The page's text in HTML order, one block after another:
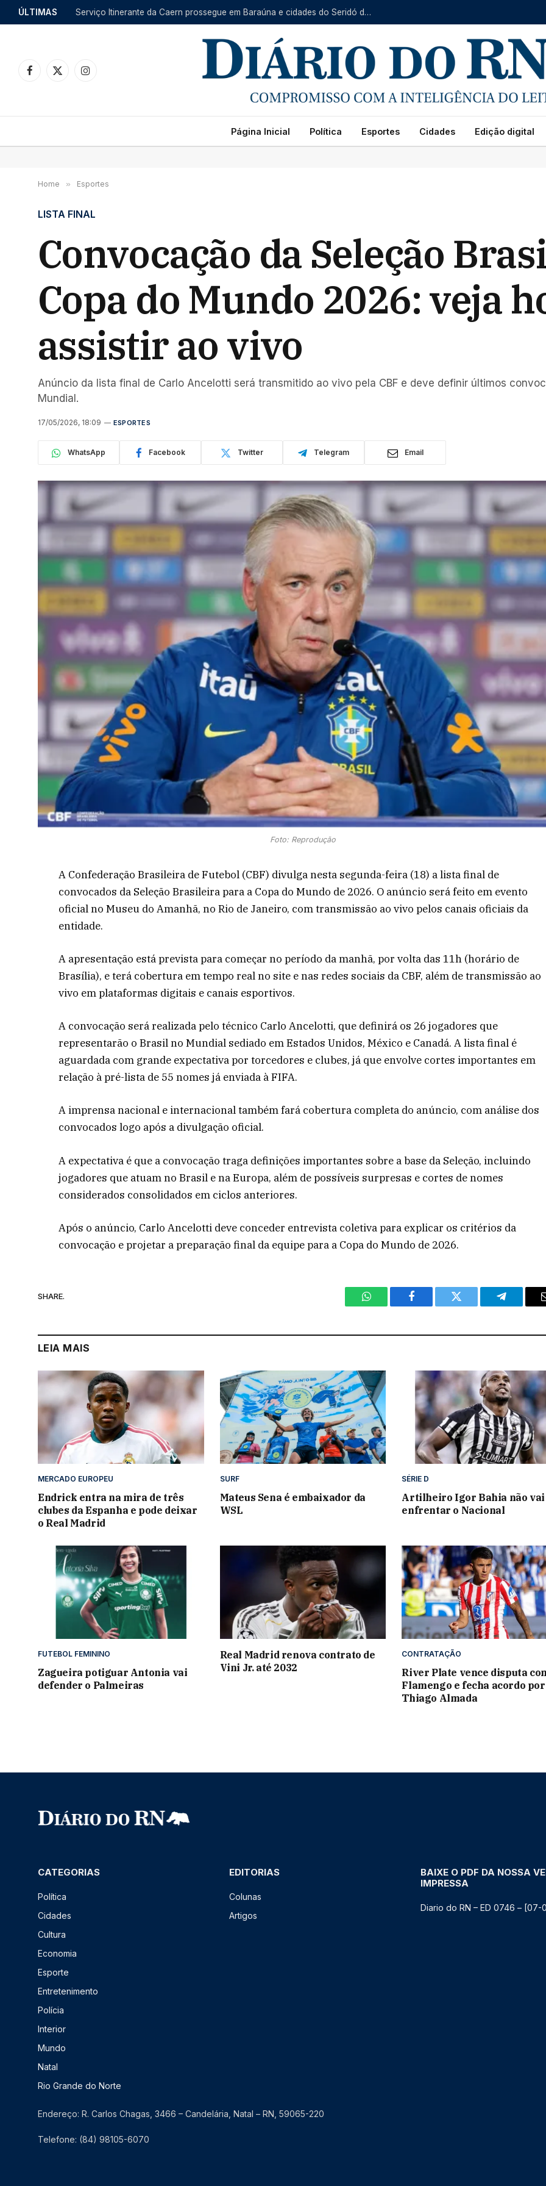
ÚLTIMAS Serviço Itinerante da Caern prossegue em Baraúna e cidades do Seridó de 10 a 14 de agosto
Facebook
X
Instagram
Página Inicial Política Esportes Cidades Edição digital
Home » Esportes
LISTA FINAL
Convocação da Seleção
Copa do Mundo 2026: veja
assistir ao vivo
Anúncio da lista final de Carlo Ancelotti será transmitido ao vivo pela CBF e deve definir últimos
Mundial.
17/05/2026, 18:09 ESPORTES
WhatsApp Facebook Twitter Telegram Email
Foto: Reprodução
A Confederação Brasileira de Futebol (CBF) divulga nesta segunda-feira (18) a lista final de
convocados da Seleção Brasileira para a Copa do Mundo de 2026. O anúncio será feito em evento
oficial no Museu do Amanhã, no Rio de Janeiro, com transmissão ao vivo pelos canais oficiais da
entidade.
A apresentação está prevista para começar no período da manhã, por volta das 11h (horário de
Brasília), e terá cobertura em tempo real no site e nas redes sociais da CBF, além de transmissão ao
vivo em plataformas digitais e canais esportivos.
A convocação será realizada pelo técnico Carlo Ancelotti, que definirá os 26 jogadores que
representarão o Brasil no Mundial sediado em Estados Unidos, México e Canadá. A lista final é
aguardada com grande expectativa por torcedores e clubes, já que envolve cortes importantes em
relação à pré-lista de 55 nomes já enviada à FIFA.
A imprensa nacional e internacional também fará cobertura completa do anúncio, com análise dos
convocados logo após a divulgação oficial.
A expectativa é que a convocação traga definições importantes sobre a base da Seleção, incluindo
jogadores que atuam no Brasil e na Europa, além de possíveis surpresas e cortes de nomes
considerados consolidados em ciclos anteriores.
Após o anúncio, Carlo Ancelotti deve conceder entrevista coletiva para explicar os critérios da
convocação e projetar a preparação final da equipe para a Copa do Mundo de 2026.
SHARE.
WhatsAppFacebook Twitter Telegram
LEIA MAIS
MERCADO EUROPEU
Endrick entra na mira de três
clubes da Espanha e pode deixar
o Real Madrid
SURF
Mateus Sena é embaixador da
WSL
SÉRIE D
Artilheiro Igor Bahia não vai
enfrentar o Nacional
FUTEBOL FEMININO
Zagueira potiguar Antonia vai
defender o Palmeiras
Real Madrid renova contrato de
Vini Jr. até 2032
CONTRATAÇÃO
River Plate vence disputa
Flamengo e fecha acordo por
Thiago Almada
CATEGORIAS
Política
Cidades
Cultura
Economia
Esporte
Entretenimento
Polícia
Interior
Mundo
Natal
Rio Grande do Norte
EDITORIAS
Colunas
Artigos
BAIXE O PDF DA NOSSA
IMPRESSA
Diario do RN – ED 0746 – [07-
Endereço: R. Carlos Chagas, 3466 – Candelária, Natal – RN, 59065-220
Telefone: (84) 98105-6070